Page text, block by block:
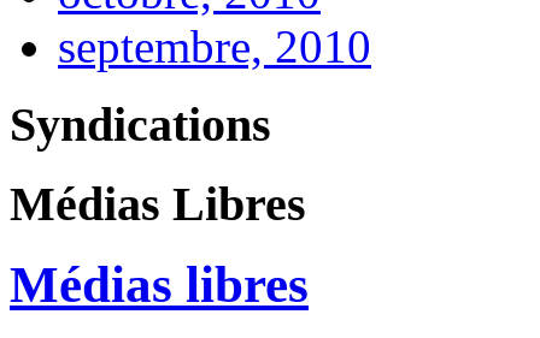
septembre, 2010
Syndications
Médias Libres
Médias libres